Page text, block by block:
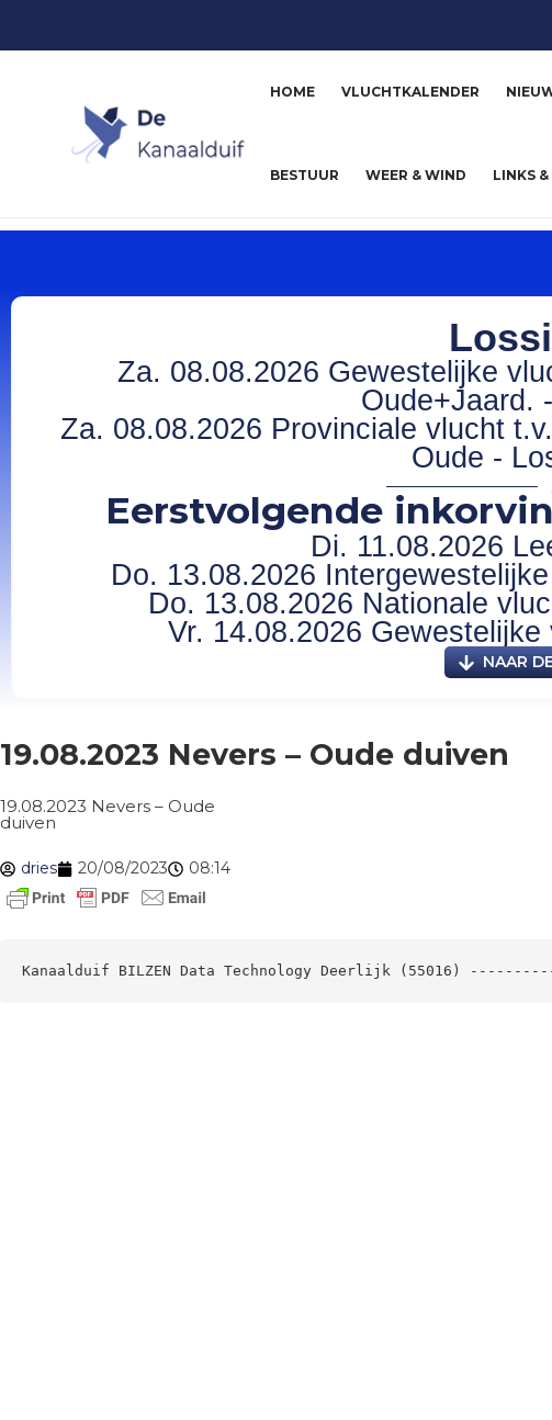
HOME VLUCHTKALENDER
BESTUUR WEER & WIND LINKS &
Za. 08.08.2026 Gewestelijke
Oude+Jaard.
Za. 08.08.2026 Provinciale vlucht
Oude -
Eerstvolgende
Di. 11.08.2026
Do. 13.08.2026
Do. 13.08.2026 Nationale
Vr. 14.08.2026
NAAR
19.08.2023 Nevers – Oude duiven
19.08.2023 Nevers – Oude
duiven
dries 20/08/2023 08:14
Kanaalduif BILZEN Data Technology Deerlijk (55016)